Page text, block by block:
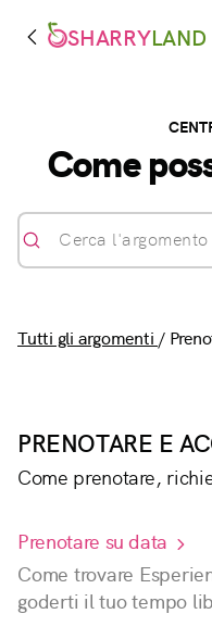
SHARRYLAND
Come
Tutti gli argomenti /
PRENOTARE E
Come prenotare,
Prenotare su data
Come trovare
goderti il tuo tempo